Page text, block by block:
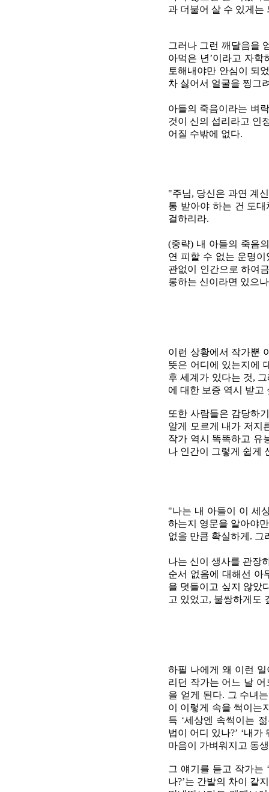
과 더불어 살 수 있게는
그러나 그런 깨달음을
아먹은 년’이라고 자
토해내야만 안심이 되
차 싫어서 얼굴을 찡그
아들의 죽음이라는 벼
것이 신의 섭리라고 인
어질 수밖에 없다.
"주님, 당신은 과연 계
통 받아야 하는 건 도
걸하리라.
(중략) 내 아들의 죽음
연 피할 수 없는 운명
관없이 인간으로 하여
롱하는 신이라면 있으
이런 상황에서 작가뿐
뜻은 어디에 있는지에
후 세계가 있다는 것,
에 대한 보증 역시 받고
또한 사람들은 감당하
알게 모르게 내가 저지
작가 역시 똑똑하고 유
나 인간이 그렇게 쉽게
"나는 내 아들이 이 세
하는지 영문을 알아야
없을 만큼 확실하게. 그
나는 신이 생사를 관장
순서 없음에 대해선 아
을 덧들이고 싶지 않았
고 있었고, 불쌍하게도
하필 나에게 왜 이런
리던 작가는 어느 날
을 얻게 된다. 그 수녀
이 이렇게 속을 썩이는
득 ‘세상엔 속썩이는
법이 어디 있나?’ ‘내
마음이 가벼워지고 동
그 얘기를 듣고 작가는
나?’는 간발의 차이 같